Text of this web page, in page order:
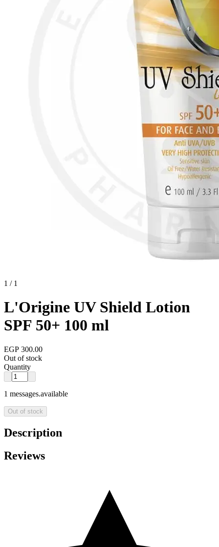
1 / 1
L'Origine UV Shield Lotion
SPF 50+ 100 ml
EGP 300.00
Out of stock
Quantity
1 messages.available
Out of stock
Description
Reviews